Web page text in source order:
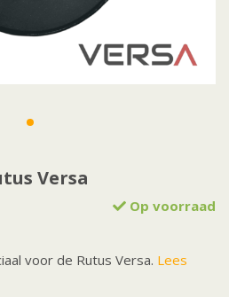
Versa
Op voorraad
voor de Rutus Versa. Lees